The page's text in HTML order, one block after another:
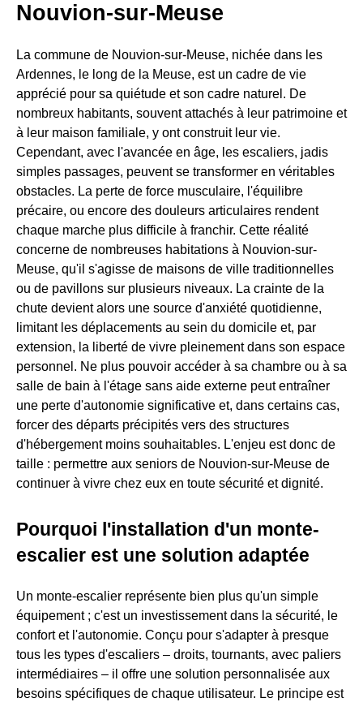
Nouvion-sur-Meuse
La commune de Nouvion-sur-Meuse, nichée dans les
Ardennes, le long de la Meuse, est un cadre de vie
apprécié pour sa quiétude et son cadre naturel. De
nombreux habitants, souvent attachés à leur patrimoine et
à leur maison familiale, y ont construit leur vie.
Cependant, avec l'avancée en âge, les escaliers, jadis
simples passages, peuvent se transformer en véritables
obstacles. La perte de force musculaire, l'équilibre
précaire, ou encore des douleurs articulaires rendent
chaque marche plus difficile à franchir. Cette réalité
concerne de nombreuses habitations à Nouvion-sur-
Meuse, qu'il s'agisse de maisons de ville traditionnelles
ou de pavillons sur plusieurs niveaux. La crainte de la
chute devient alors une source d'anxiété quotidienne,
limitant les déplacements au sein du domicile et, par
extension, la liberté de vivre pleinement dans son espace
personnel. Ne plus pouvoir accéder à sa chambre ou à sa
salle de bain à l'étage sans aide externe peut entraîner
une perte d'autonomie significative et, dans certains cas,
forcer des départs précipités vers des structures
d'hébergement moins souhaitables. L'enjeu est donc de
taille : permettre aux seniors de Nouvion-sur-Meuse de
continuer à vivre chez eux en toute sécurité et dignité.
Pourquoi l'installation d'un monte-
escalier est une solution adaptée
Un monte-escalier représente bien plus qu'un simple
équipement ; c'est un investissement dans la sécurité, le
confort et l'autonomie. Conçu pour s'adapter à presque
tous les types d'escaliers – droits, tournants, avec paliers
intermédiaires – il offre une solution personnalisée aux
besoins spécifiques de chaque utilisateur. Le principe est